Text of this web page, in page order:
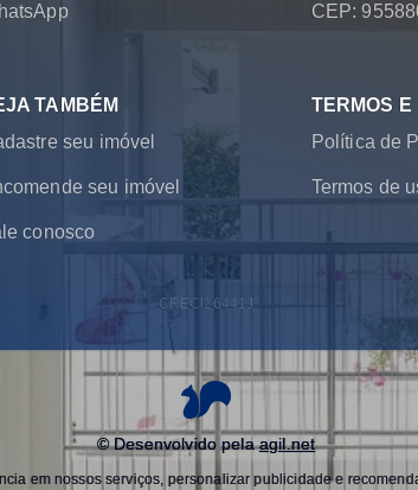
CEP:
TAMBÉM
seu imóvel
seu imóvel
conosco
TERMOS E
Política de
Termos de
CRECI 26441J
© Desenvolvido pelaagil.net
em nossos serviços, personalizar publicidade e